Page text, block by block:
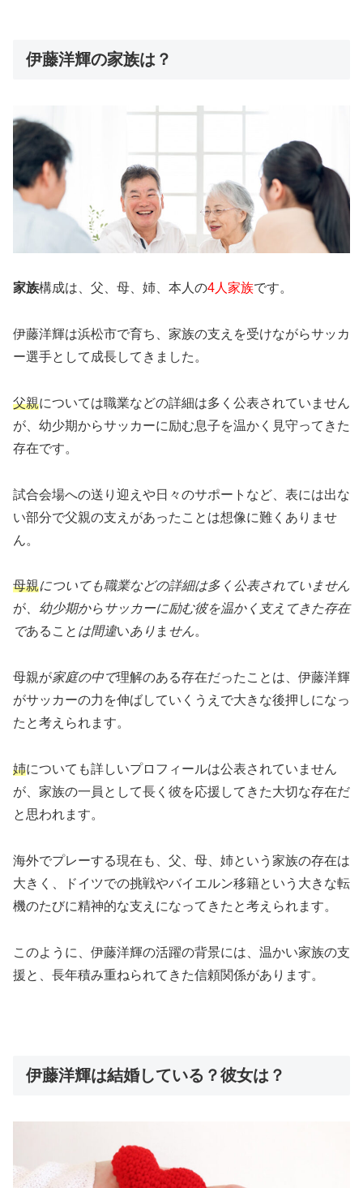
伊藤洋輝の家族は？
家族構成は、父、母、姉、本人の4人家族です。
伊藤洋輝は浜松市で育ち、家族の支えを受けながらサッカ
ー選手として成長してきました。
父親については職業などの詳細は多く公表されていません
が、幼少期からサッカーに励む息子を温かく見守ってきた
存在です。
試合会場への送り迎えや日々のサポートなど、表には出な
い部分で父親の支えがあったことは想像に難くありませ
ん。
母親についても職業などの詳細は多く公表されていません
が、幼少期からサッカーに励む彼を温かく支えてきた存在
であること は間違いあり ま せん。
母親が家庭の中で理解のある存在だったことは、伊藤洋輝
がサッカーの力を伸ばしていくうえで大きな後押しになっ
たと考えられます。
姉についても詳しいプロフィールは公表されていません
が、家族の一員として長く彼を応援してきた大切な存在だ
と思われます。
海外でプレーする現在も、父、母、姉という家族の存在は
大きく、ドイツでの挑戦やバイエルン移籍という大きな転
機のたびに精神的な支えになってきたと考えられます。
このように、伊藤洋輝の活躍の背景には、温かい家族の支
援と、長年積み重ねられてきた信頼関係があります。
伊藤洋輝は結婚している？彼女は？